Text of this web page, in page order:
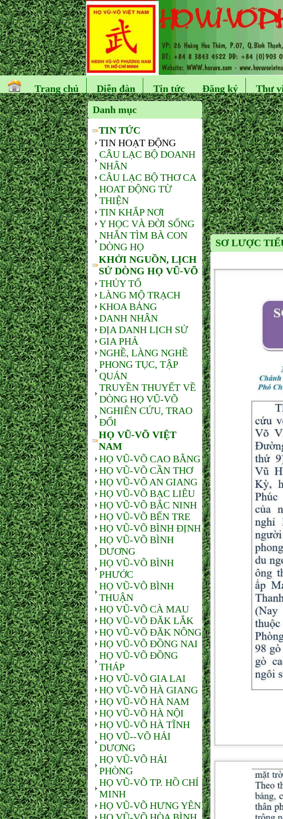
Trang chủ Diễn đàn Tin tức Đăng ký Thư
Danh mục
TIN TỨC
TIN HOẠT ĐỘNG
CÂU LẠC BỘ DOANH
NHÂN
CÂU LẠC BỘ THƠ CA
HOAT ĐỘNG TỪ
THIỆN
TIN KHẮP NƠI
Y HỌC VÀ ĐỜI SỐNG
NHẮN TÌM BÀ CON
DÒNG HỌ
KHỞI NGUỒN, LỊCH
SỬ DÒNG HỌ VŨ-VÕ
THỦY TỔ
LÀNG MỘ TRẠCH
KHOA BẢNG
DANH NHÂN
ĐỊA DANH LỊCH SỬ
GIA PHẢ
NGHỀ, LÀNG NGHỀ
PHONG TỤC, TẬP
QUÁN
TRUYỀN THUYẾT VỀ
DÒNG HỌ VŨ-VÕ
NGHIÊN CỨU, TRAO
ĐỔI
HỌ VŨ-VÕ VIỆT
NAM
HỌ VŨ-VÕ CAO BẰNG
HỌ VŨ-VÕ CẦN THƠ
HỌ VŨ-VÕ AN GIANG
HỌ VŨ-VÕ BẠC LIÊU
HỌ VŨ-VÕ BẮC NINH
HỌ VŨ-VÕ BẾN TRE
HỌ VŨ-VÕ BÌNH ĐỊNH
HỌ VŨ-VÕ BÌNH
DƯƠNG
HỌ VŨ-VÕ BÌNH
PHƯỚC
HỌ VŨ-VÕ BÌNH
THUẬN
HỌ VŨ-VÕ CÀ MAU
HỌ VŨ-VÕ ĐĂK LẮK
HỌ VŨ-VÕ ĐĂK NÔNG
HỌ VŨ-VÕ ĐỒNG NAI
HỌ VŨ-VÕ ĐỒNG
THÁP
HỌ VŨ-VÕ GIA LAI
HỌ VŨ-VÕ HÀ GIANG
HỌ VŨ-VÕ HÀ NAM
HỌ VŨ-VÕ HÀ NỘI
HỌ VŨ-VÕ HÀ TĨNH
HỌ VŨ--VÕ HẢI
DƯƠNG
HỌ VŨ-VÕ HẢI
PHÒNG
HỌ VŨ-VÕ TP. HỒ CHÍ
MINH
HỌ VŨ-VÕ HƯNG YÊN
SƠ LƯỢC